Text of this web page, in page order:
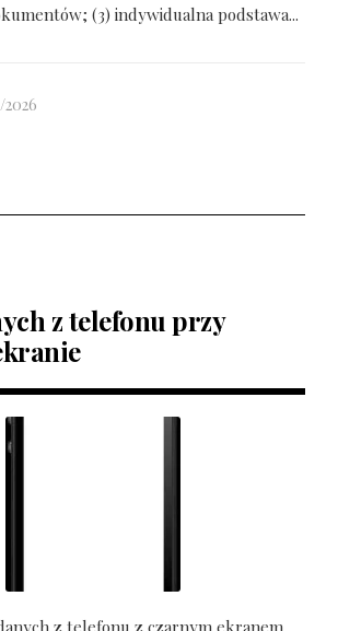
(3) indywidualna podstawa...
z telefonu przy
z telefonu z czarnym ekranem